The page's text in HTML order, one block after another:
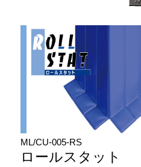
ML/CU-005-RS
ロールスタット